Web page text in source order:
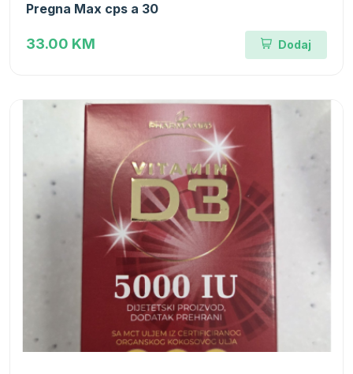
Pregna Max cps a 30
33.00 KM Dodaj